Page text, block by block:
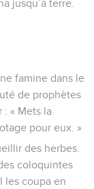
jusqu’à terre.
famine dans le
de prophètes
: « Mets la
pour eux. »
des herbes.
coloquintes
les coupa en